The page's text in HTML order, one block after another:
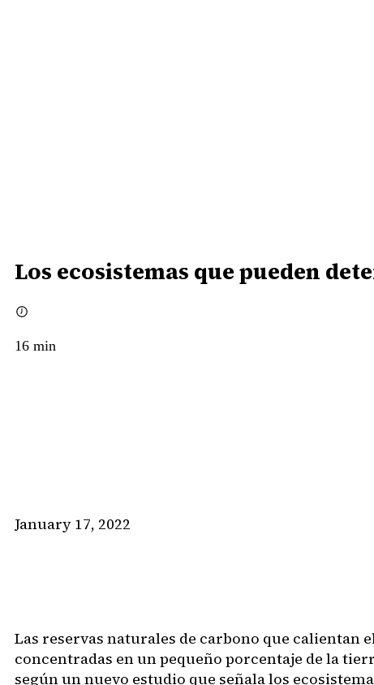
Los ecosistemas que pueden
16 min
January 17, 2022
Las reservas naturales de carbono que calientan
concentradas en un pequeño porcentaje de la
según un nuevo estudio que señala los